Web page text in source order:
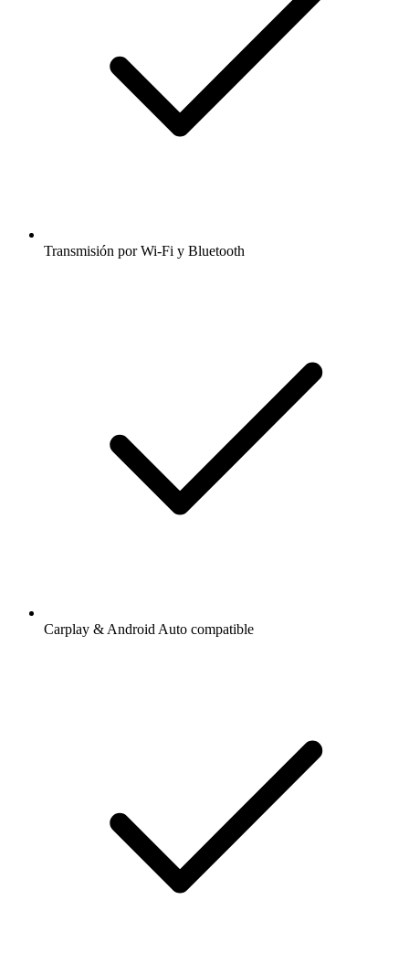
Transmisión por Wi-Fi y Bluetooth
Carplay & Android Auto compatible